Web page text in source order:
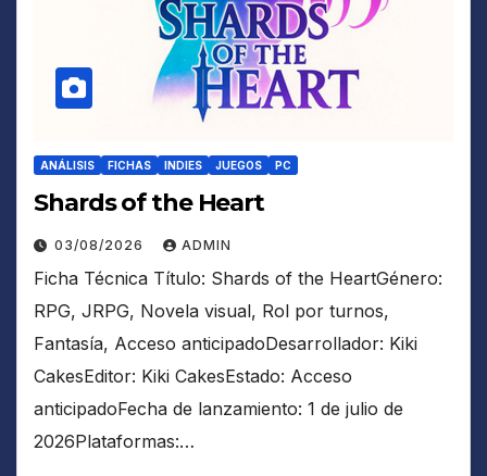
ANÁLISIS FICHAS INDIES JUEGOS PC
Shards of the Heart
03/08/2026 ADMIN
Ficha Técnica Título: Shards of the HeartGénero:
RPG, JRPG, Novela visual, Rol por turnos,
Fantasía, Acceso anticipadoDesarrollador: Kiki
CakesEditor: Kiki CakesEstado: Acceso
anticipadoFecha de lanzamiento: 1 de julio de
2026Plataformas:…